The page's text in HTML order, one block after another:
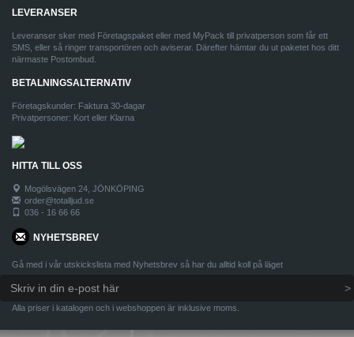
LEVERANSER
Leveranser sker med Företagspaket eller med MyPack till privatperson som får ett
SMS, eller så ringer transportören och aviserar. Därefter hämtar du ut paketet hos ditt
närmaste Postombud.
BETALNINGSALTERNATIV
Företagskunder: Faktura 30-dagar
Privatpersoner: Kort eller Klarna
HITTA TILL OSS
Mogölsvägen 24, JÖNKÖPING
order@totalljud.se
036 - 16 66 66
NYHETSBREV
Gå med i vår utskickslista med Nyhetsbrev så har du alltid koll på läget
Alla priser i katalogen och i webshoppen är inklusive moms.